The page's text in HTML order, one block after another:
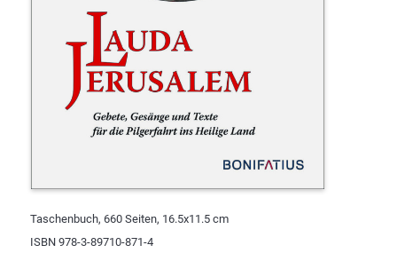
Taschenbuch, 660 Seiten, 16.5x11.5 cm
ISBN 978-3-89710-871-4